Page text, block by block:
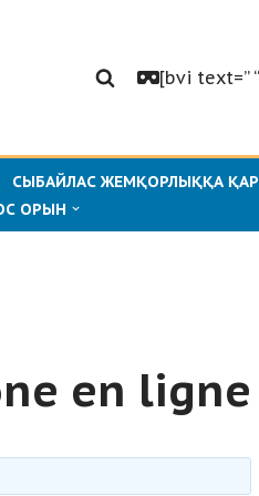
[bvi text=”
СЫБАЙЛАС ЖЕМҚОРЛЫҚҚА
ОРЫН
en ligne